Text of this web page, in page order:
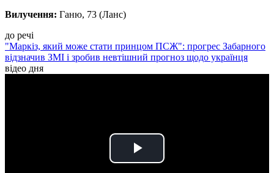
Вилучення: Ганю, 73 (Ланс)
до речі
"Маркіз, який може стати принцом ПСЖ": прогрес Забарного
відзначив ЗМІ і зробив невтішний прогноз щодо українця
відео дня
Play